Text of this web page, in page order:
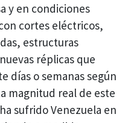
y en condiciones
cortes eléctricos,
estructuras
réplicas que
días o semanas según
magnitud real de este
sufrido Venezuela en